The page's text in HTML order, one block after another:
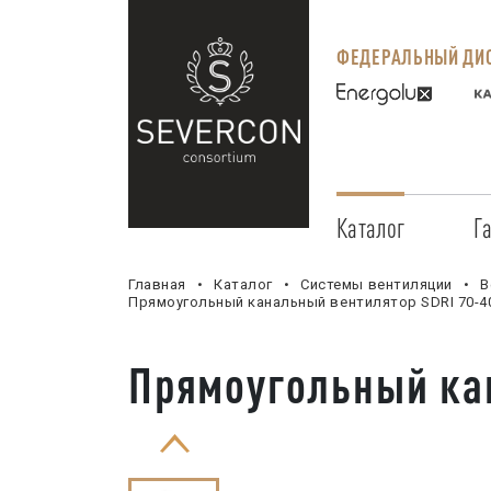
ФЕДЕРАЛЬНЫЙ
Каталог
Главная Каталог Системы вентиляции
Прямоугольный канальный вентилятор SDRI 70-
Прямоугольный